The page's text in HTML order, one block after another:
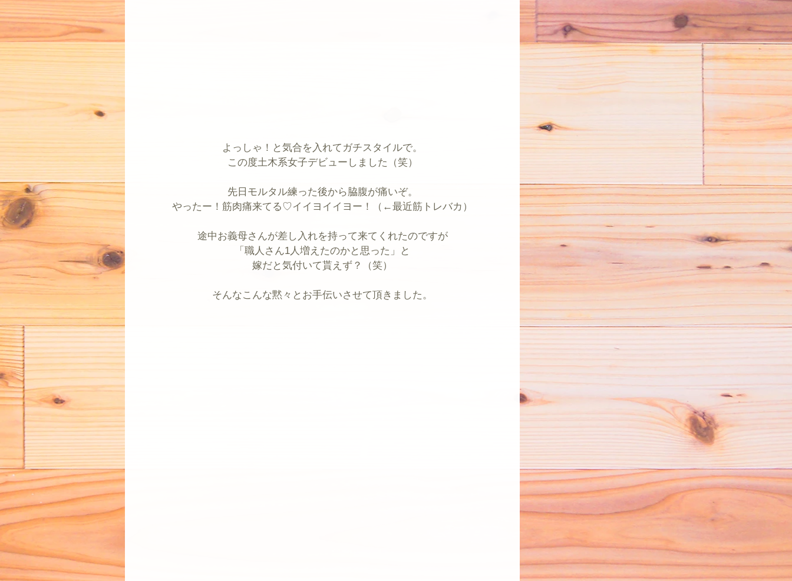
よっしゃ！と気合を入れてガチスタイルで。
この度土木系女子デビューしました（笑）
先日モルタル練った後から脇腹が痛いぞ。
やったー！筋肉痛来てる♡イイヨイイヨー！（←最近筋トレバカ）
途中お義母さんが差し入れを持って来てくれたのですが
「職人さん1人増えたのかと思った」と
嫁だと気付いて貰えず？（笑）
そんなこんな黙々とお手伝いさせて頂きました。